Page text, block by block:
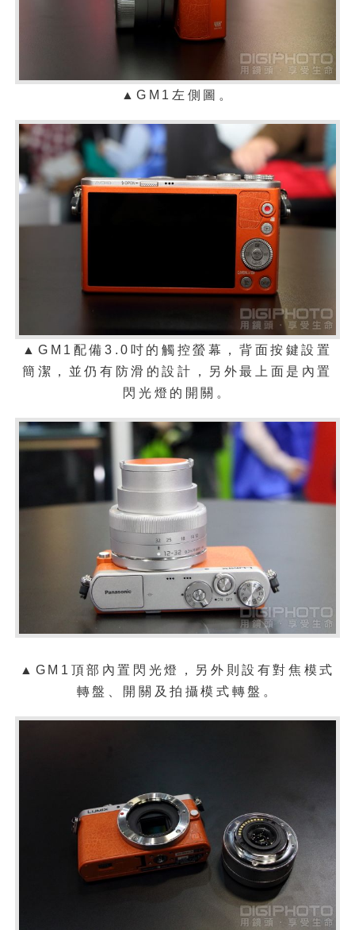
▲GM1左側圖。
▲ GM1配備3.0吋的觸控螢幕，背面按鍵設置
簡潔，並仍有防滑的設計，另外最上面是內置
閃光燈的開關。
▲ GM1頂部內置閃光燈，另外則設有對焦模式
轉盤、開關及拍攝模式轉盤。